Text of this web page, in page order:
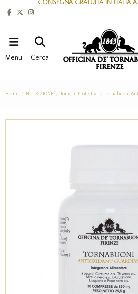
CONSEGNA GRATUITA IN ITALIA A
Menu Cerca
Home NUTRIZIONE Tonici e Protettivi Tornabuoni